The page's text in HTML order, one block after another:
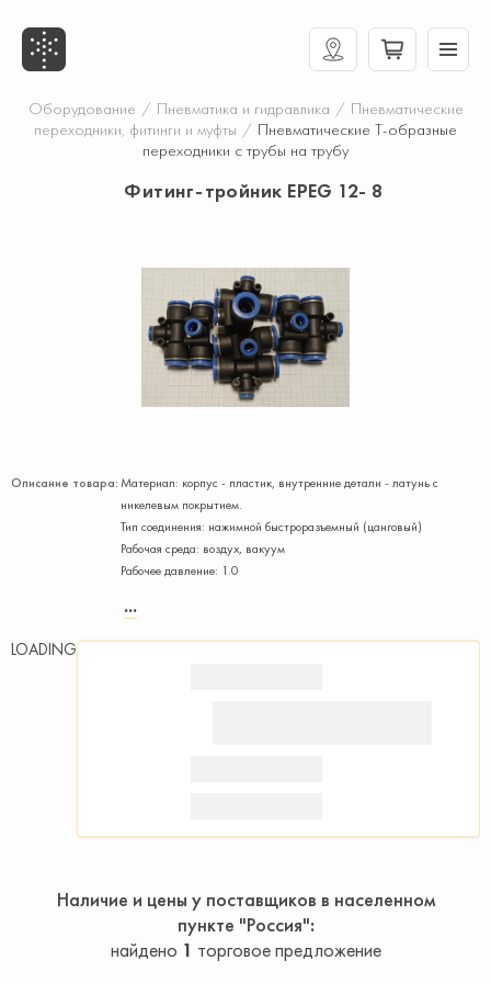
Оборудование / Пневматика и гидравлика / Пневматические
переходники, фитинги и муфты / Пневматические Т-образные
переходники с трубы на трубу
Фитинг-тройник EPEG 12- 8
Описание товара:Материал: корпус - пластик, внутренние детали - латунь с
никелевым покрытием.
Тип соединения: нажимной быстроразъемный (цанговый)
Рабочая среда: воздух, вакуум
Рабочее давление: 1.0
LOADING
Наличие и цены у поставщиков в населенном
пункте "Россия"
найдено 1 торговое предложение